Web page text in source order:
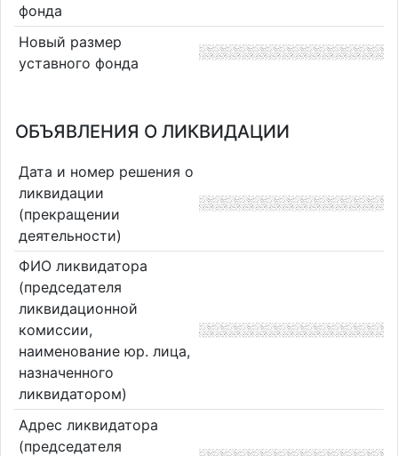
фонда
Новый размер
уставного фонда
ОБЪЯВЛЕНИЯ О ЛИКВИДАЦИИ
Дата и номер решения о
ликвидации
(прекращении
деятельности)
ФИО ликвидатора
(председателя
ликвидационной
комиссии,
наименование юр. лица,
назначенного
ликвидатором)
Адрес ликвидатора
(председателя